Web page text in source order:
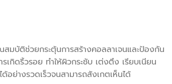
สมบัติช่วยกระตุ้นการสร้างคอลลาเจนและป้องกัน
เกิดริ้วรอย ทำให้ผิวกระชับ เต่งตึง เรียบเนียน
อย่างรวดเร็วจนสามารถสังเกตเห็นได้